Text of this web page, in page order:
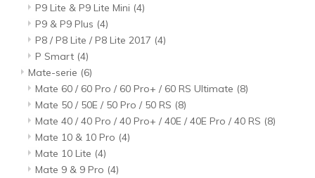
P9 Lite & P9 Lite Mini (4)
P9 & P9 Plus (4)
P8 / P8 Lite / P8 Lite 2017 (4)
P Smart (4)
Mate-serie (6)
Mate 60 / 60 Pro / 60 Pro+ / 60 RS Ultimate (8)
Mate 50 / 50E / 50 Pro / 50 RS (8)
Mate 40 / 40 Pro / 40 Pro+ / 40E / 40E Pro / 40 RS (8)
Mate 10 & 10 Pro (4)
Mate 10 Lite (4)
Mate 9 & 9 Pro (4)